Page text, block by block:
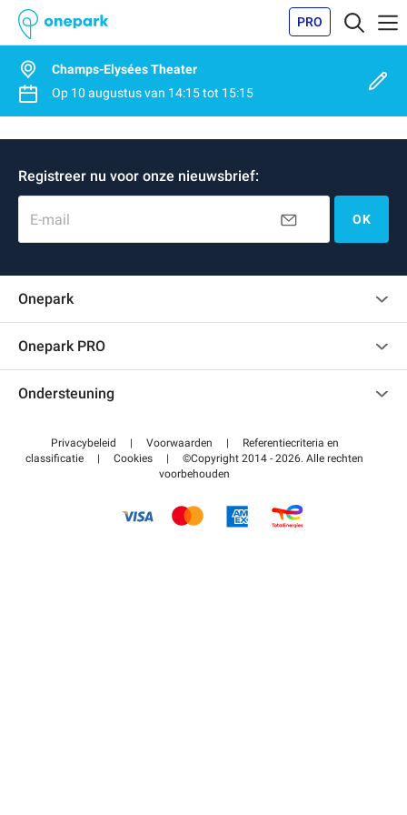
PRO
Champs-Elysées Theater
Op 10 augustusvan 14:15tot 15:15
Registreer nu voor onze nieuwsbrief:
E-mail OK
Onepark
Onepark PRO
Word partner van Onepark
Ondersteuning
Helpcentrum
Betalen voor parkeren FLOW
Privacybeleid | Voorwaarden |
Referentiecriteria en
classificatie
| Cookies |
©Copyright 2014 - 2026. Alle rechten
voorbehouden